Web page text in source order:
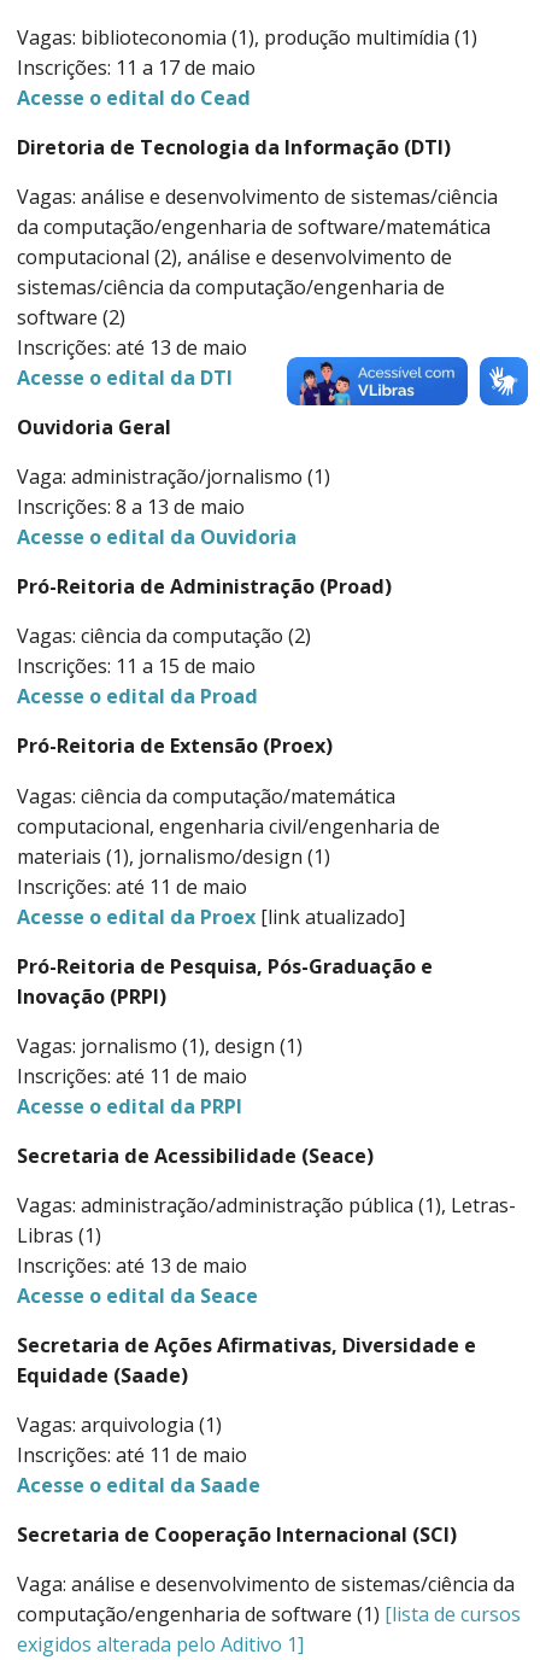
Vagas: biblioteconomia (1), produção multimídia (1)
Inscrições: 11 a 17 de maio
Acesse o edital do Cead
Diretoria de Tecnologia da Informação (DTI)
Vagas: análise e desenvolvimento de sistemas/ciência
da computação/engenharia de software/matemática
computacional (2), análise e desenvolvimento de
sistemas/ciência da computação/engenharia de
software (2)
Inscrições: até 13 de maio
Acesse o edital da DTI
Ouvidoria Geral
Vaga: administração/jornalismo (1)
Inscrições: 8 a 13 de maio
Acesse o edital da Ouvidoria
Pró-Reitoria de Administração (Proad)
Vagas: ciência da computação (2)
Inscrições: 11 a 15 de maio
Acesse o edital da Proad
Pró-Reitoria de Extensão (Proex)
Vagas: ciência da computação/matemática
computacional, engenharia civil/engenharia de
materiais (1), jornalismo/design (1)
Inscrições: até 11 de maio
Acesse o edital da Proex [link atualizado]
Pró-Reitoria de Pesquisa, Pós-Graduação e
Inovação (PRPI)
Vagas: jornalismo (1), design (1)
Inscrições: até 11 de maio
Acesse o edital da PRPI
Secretaria de Acessibilidade (Seace)
Vagas: administração/administração pública (1), Letras-
Libras (1)
Inscrições: até 13 de maio
Acesse o edital da Seace
Secretaria de Ações Afirmativas, Diversidade e
Equidade (Saade)
Vagas: arquivologia (1)
Inscrições: até 11 de maio
Acesse o edital da Saade
Secretaria de Cooperação Internacional (SCI)
Vaga: análise e desenvolvimento de sistemas/ciência da
computação/engenharia de software (1) [lista de cursos
exigidos alterada pelo Aditivo 1]